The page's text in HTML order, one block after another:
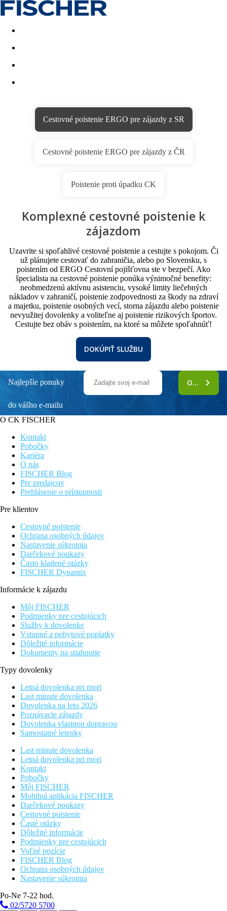
Last minute Dovolenkové kluby
Cestovné poistenie ERGO pre zájazdy z SR
Cestovné poistenie ERGO pre zájazdy z ČR
Poistenie proti úpadku CK
Komplexné cestovné poistenie k
zájazdom
Uzavrite si spoľahlivé cestovné poistenie a cestujte s pokojom. Či
už plánujete cestovať do zahraničia, alebo po Slovensku, s
poistením od ERGO Cestovní pojišťovna ste v bezpečí. Ako
špecialista na cestovné poistenie ponúka výnimočné benefity:
neobmedzenú aktívnu asistenciu, vysoké limity liečebných
nákladov v zahraničí, poistenie zodpovednosti za škody na zdraví
a majetku, poistenie osobných vecí, storna zájazdu alebo poistenie
nevyužitej dovolenky a voliteľne aj poistenie rizikových športov.
Cestujte bez obáv s poistením, na ktoré sa môžete spoľahnúť!
DOKÚPIŤ SLUŽBU
Najlepšie ponuky
do vášho e-mailu
ODOBERAŤ
O CK FISCHER
Kontakt
Pobočky
Kariéra
O nás
FISCHER Blog
Pre predajcov
Prehlásenie o prístupnosti
Pre klientov
Cestovné poistenie
Ochrana osobných údajov
Nastavenie súkromia
Darčekové poukazy
Často kladené otázky
FISCHER Dynamix
Informácie k zájazdu
Môj FISCHER
Podmienky pre cestujúcich
Služby k dovolenke
Vstupné a pobytové poplatky
Dôležité informácie
Dokumenty na stiahnutie
Typy dovolenky
Letná dovolenka pri mori
Last minute dovolenka
Dovolenka na leto 2026
Poznávacie zájazdy
Dovolenka vlastnou dopravou
Samostatné letenky
Last minute dovolenka
Letná dovolenka pri mori
Kontakt
Pobočky
Môj FISCHER
Mobilná aplikácia FISCHER
Darčekové poukazy
Cestovné poistenie
Časté otázky
Dôležité informácie
Podmienky pre cestujúcich
Voľné pozície
FISCHER Blog
Ochrana osobných údajov
Nastavenie súkromia
Po-Ne 7-22 hod.
02/5720 5700